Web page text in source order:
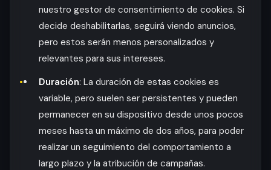
nuestro gestor de consentimiento de cookies. Si
decide deshabilitarlas, seguirá viendo anuncios,
pero estos serán menos personalizados y
relevantes para sus intereses.
Duración: La duración de estas cookies es
variable, pero suelen ser persistentes y pueden
permanecer en su dispositivo desde unos pocos
meses hasta un máximo de dos años, para poder
realizar un seguimiento del comportamiento a
largo plazo y la atribución de campañas.